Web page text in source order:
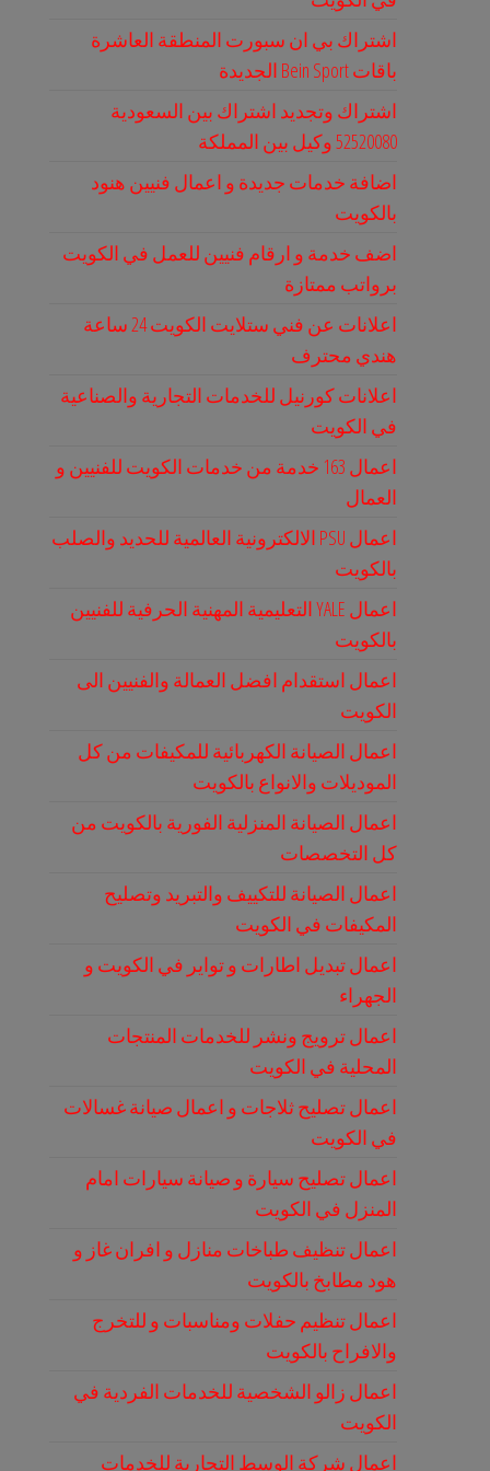
اشتراك بي ان سبورت المنطقة العاشرة
باقات Bein Sport الجديدة
اشتراك وتجديد اشتراك بين السعودية
52520080 وكيل بين المملكة
اضافة خدمات جديدة و اعمال فنيين هنود
بالكويت
اضف خدمة و ارقام فنيين للعمل في الكويت
برواتب ممتازة
اعلانات عن فني ستلايت الكويت 24 ساعة
هندي محترف
اعلانات كورنيل للخدمات التجارية والصناعية
في الكويت
اعمال 163 خدمة من خدمات الكويت للفنيين و
العمال
اعمال PSU الالكترونية العالمية للحديد والصلب
بالكويت
اعمال YALE التعليمية المهنية الحرفية للفنيين
بالكويت
اعمال استقدام افضل العمالة والفنيين الى
الكويت
اعمال الصيانة الكهربائية للمكيفات من كل
الموديلات والانواع بالكويت
اعمال الصيانة المنزلية الفورية بالكويت من
كل التخصصات
اعمال الصيانة للتكييف والتبريد وتصليح
المكيفات في الكويت
اعمال تبديل اطارات و تواير في الكويت و
الجهراء
اعمال ترويج ونشر للخدمات المنتجات
المحلية في الكويت
اعمال تصليح ثلاجات و اعمال صيانة غسالات
في الكويت
اعمال تصليح سيارة و صيانة سيارات امام
المنزل في الكويت
اعمال تنظيف طباخات منازل و افران غاز و
هود مطابخ بالكويت
اعمال تنظيم حفلات ومناسبات و للتخرج
والافراح بالكويت
اعمال زالو الشخصية للخدمات الفردية في
الكويت
اعمال شركة الوسط التجارية للخدمات